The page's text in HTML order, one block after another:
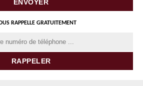
RAPPELLE GRATUITEMENT